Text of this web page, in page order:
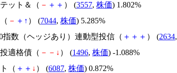
ット＆（ － ＋ ＋ ） (3557, 株価) 1.802%
－ ＋ ↑ ） (7044, 株価) 5.285%
指数（ヘッジあり）連動型投信（ ＋ ＋ ＋ ） (2634,
適格債（ － － ↓ ） (1496, 株価) -1.088%
（ ＋ ＋ ↓ ） (6087, 株価) 0.872%